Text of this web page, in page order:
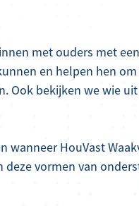
met ouders met een
en helpen hen
Ook bekijken we wie
wanneer HouVast
vormen van